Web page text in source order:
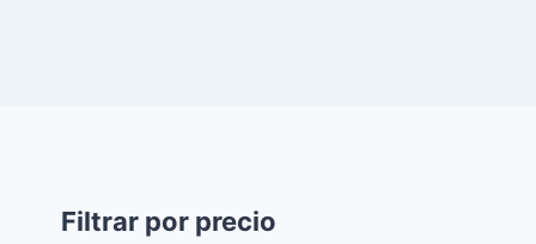
Filtrar por precio